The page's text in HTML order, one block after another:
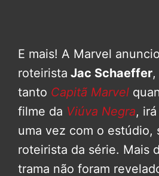
E mais! A Marvel
roteirista Jac Schaeffer
tanto Capitã Marvel
filme da Viúva Negra,
uma vez com o estúdio,
roteirista da série. Mais
trama não foram